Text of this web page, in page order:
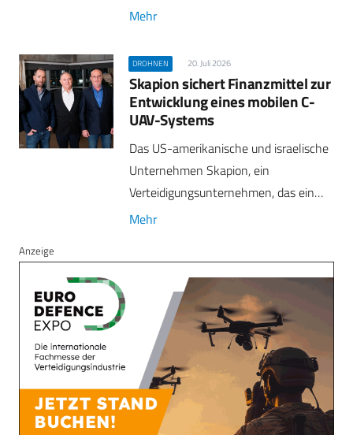
Mehr
DROHNEN 20. Juli 2026
Skapion sichert Finanzmittel zur
Entwicklung eines mobilen C-
UAV-Systems
Das US-amerikanische und israelische
Unternehmen Skapion, ein
Verteidigungsunternehmen, das ein…
Mehr
Anzeige